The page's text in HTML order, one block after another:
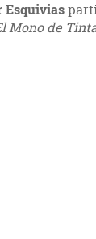
Esquivias
Mono de